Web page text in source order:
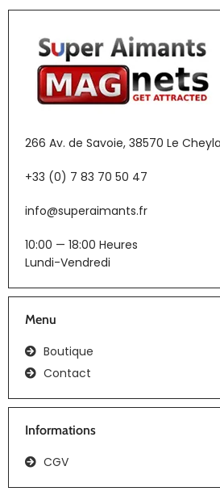
266 Av. de Savoie, 38570 Le
+33 (0) 7 83 70 50 47
info@superaimants.fr
10:00 — 18:00 Heures
Lundi-Vendredi
Menu
Boutique
Contact
Informations
CGV